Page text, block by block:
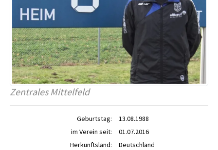
Zentrales Mittelfeld
Geburtstag:
13.08.1988
im Verein seit:
01.07.2016
Herkunftsland:
Deutschland